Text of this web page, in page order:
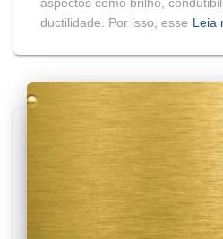
aspectos como brilho,
ductilidade. Por isso, esse Leia